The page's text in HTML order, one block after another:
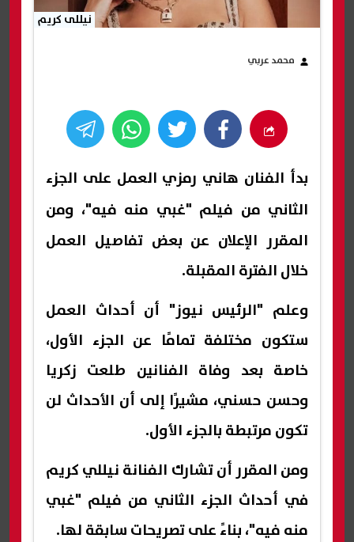
نيللى كريم
محمد عربي
بدأ الفنان هاني رمزي العمل على الجزء
الثاني من فيلم "غبي منه فيه"، ومن
المقرر الإعلان عن بعض تفاصيل العمل
خلال الفترة المقبلة.
وعلم "الرئيس نيوز" أن أحداث العمل
ستكون مختلفة تمامًا عن الجزء الأول،
خاصة بعد وفاة الفنانين طلعت زكريا
وحسن حسني، مشيرًا إلى أن الأحداث لن
تكون مرتبطة بالجزء الأول.
ومن المقرر أن تشارك الفنانة نيللي كريم
في أحداث الجزء الثاني من فيلم "غبي
منه فيه"، بناءً على تصريحات سابقة لها.